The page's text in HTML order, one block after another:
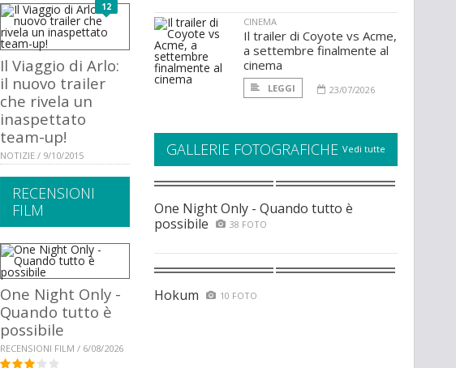
12
Il Viaggio di Arlo:
il nuovo trailer
che rivela un
inaspettato
team-up!
NOTIZIE / 9/10/2015
RECENSIONI
FILM
One Night Only -
Quando tutto è
possibile
RECENSIONI FILM / 6/08/2026
CINEMA
Il trailer di Coyote vs Acme,
a settembre finalmente al
cinema
LEGGI 23/07/2026
GALLERIE FOTOGRAFICHE Vedi tutte
One Night Only - Quando tutto è
possibile
38 FOTO
Hokum 10 FOTO